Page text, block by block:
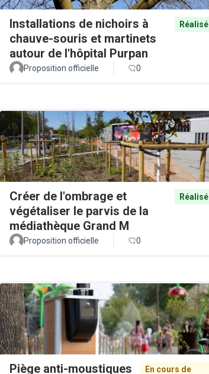
Installations de nichoirs à
chauve-souris et martinets
autour de l'hôpital Purpan
Réalisé
Proposition officielle 0
Créer de l'ombrage et
végétaliser le parvis de la
médiathèque Grand M
Réalisé
Proposition officielle 0
Piège anti-moustiques
En cours de